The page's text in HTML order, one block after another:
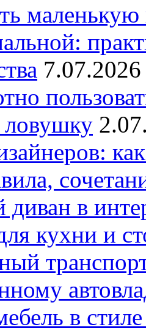
ловушку
в
кухни и
в